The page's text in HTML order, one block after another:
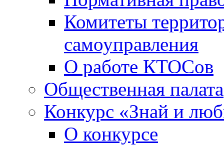
Комитеты
самоуправления
О работе КТОСов
Общественная палата
Конкурс «Знай и
О конкурсе